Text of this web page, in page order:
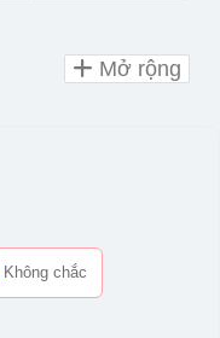
Không chắc
Mở rộng